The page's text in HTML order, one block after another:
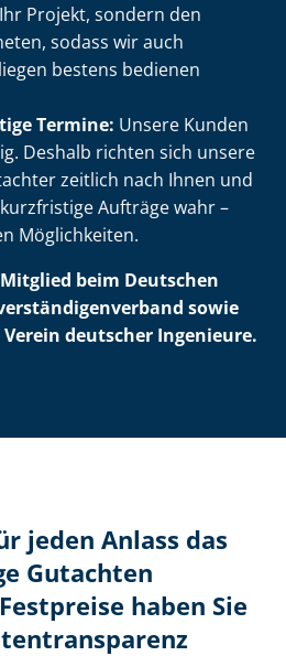
Projekt, sondern den
sodass wir auch
bestens bedienen
Termine: Unsere Kunden
Deshalb richten sich unsere
zeitlich nach Ihnen und
Aufträge wahr –
Möglichkeiten.
beim Deutschen
sowie
deutscher Ingenieure.
jeden Anlass das
Gutachten
haben Sie